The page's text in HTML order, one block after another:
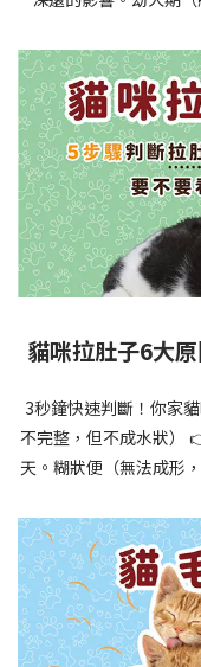
的行為問題，並建立人
透過基礎訓練，幼犬
像是「不」和「放下
質，有效降低居家意外
慣，讓家中環境保持乾
建立一種共同語言，幫
應你的指令，不只增加
位。正向獎勵式訓練更
創造更和諧的相處模式
境和刺激，能幫助幼
讓牠們學會如何與其他
擊行為。這種適應
salon、寄宿或旅行等
是教會指令，更是塑
練，你不僅能擁有一隻
相處中獲得回報狗狗訓
系統性的方法能帶來
都至關重要，缺一不可
感期，以積極正向的方
狗的新手，也能輕鬆將
貓咪拉肚子6大
3秒鐘快速判斷！你家
不完整，但不成水狀）
天。糊狀便（無法成形
若超過 24 小時沒改善
可能是嚴重腸胃問題
正原因，只要透過 5 個
需要就醫！接下來我們
辦？5步驟判斷貓咪拉